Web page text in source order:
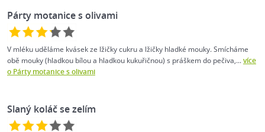
Párty motanice s olivami
V mléku uděláme kvásek ze lžičky cukru a lžičky hladké mouky. Smícháme
obě mouky (hladkou bílou a hladkou kukuřičnou) s práškem do pečiva,...více
o Párty motanice s olivami
Slaný koláč se zelím